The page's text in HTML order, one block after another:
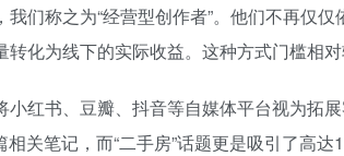
们称之为“经营型创作者”。他们不再仅
化为线下的实际收益。这种方式门槛相
红书、豆瓣、抖音等自媒体平台视为拓
关笔记，而“二手房”话题更是吸引了高